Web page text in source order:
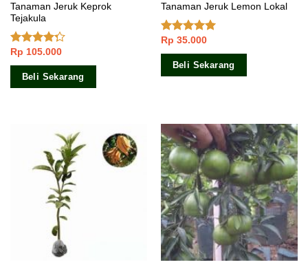
Tanaman Jeruk Keprok
Tejakula
Dinilai
4.00dari
Rp 105.000
Beli Sekarang
Tanaman Jeruk Lemon Lokal
Dinilai5.00
dari 5
Rp 35.000
Beli Sekarang